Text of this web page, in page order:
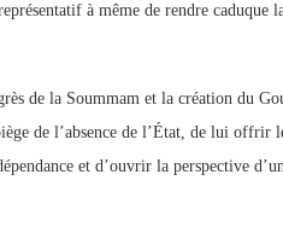
à même de rendre
de la Soummam et la création du
de l’absence de l’État, de lui offrir
et d’ouvrir la perspective